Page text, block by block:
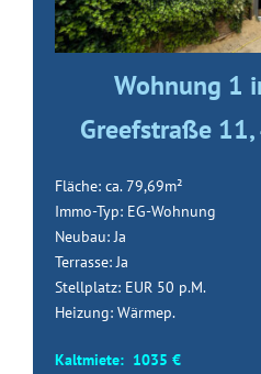
Wohnung 1
Greefstraße
Fläche: ca. 79,69m²
Immo-Typ: EG-Wohnung
Neubau: Ja
Terrasse: Ja
Stellplatz: EUR 50 p.M.
Heizung: Wärmep.
Kaltmiete: 1035 €